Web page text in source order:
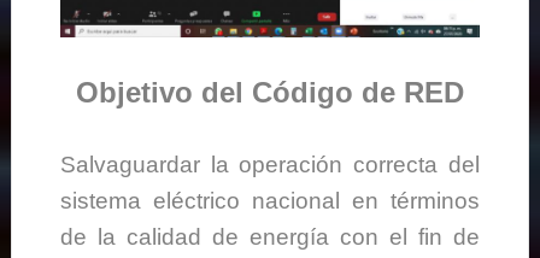
Objetivo del Código de RED
Salvaguardar la operación correcta del
sistema eléctrico nacional en términos
de la calidad de energía con el fin de